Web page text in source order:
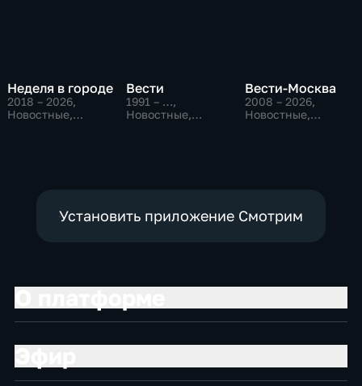
Неделя в городе
2018 – 2026,
Новостные,
Вести
1991 – …,
Новостные,
Вести-Москва
2008 – 2026,
Новостные,
Установить приложение Смотрим